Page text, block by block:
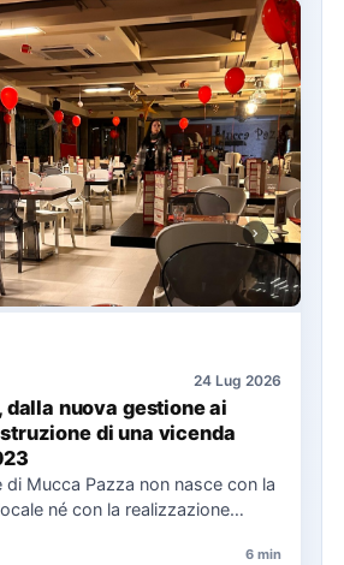
24 Lug 2026
dalla nuova gestione ai
di una vicenda
di Mucca Pazza non nasce con la
né con la realizzazione
6 min